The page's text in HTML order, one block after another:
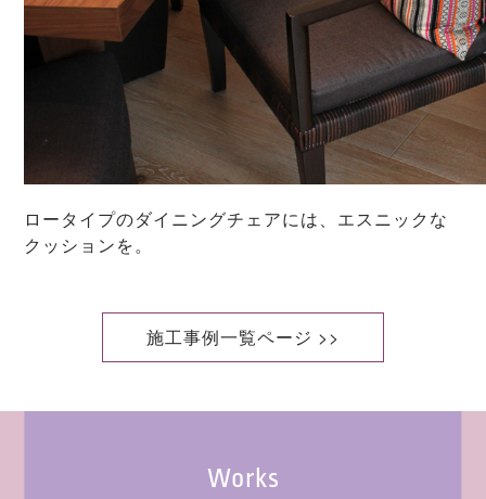
ロータイプのダイニングチェアには、エスニックな
クッションを。
施工事例一覧ページ >>
Works